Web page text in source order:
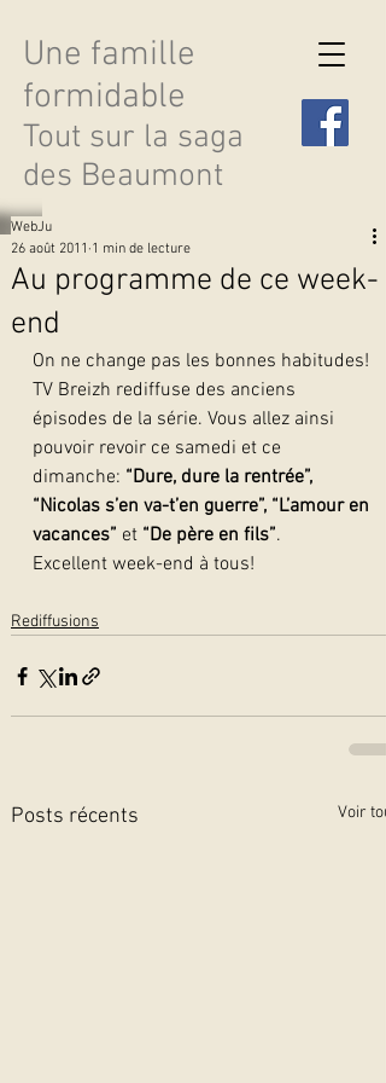
Une famille
formidable
Tout sur la saga
des Beaumont
Au programme de ce week-
end
WebJu
26 août 2011 1 min de lecture
On ne change pas les bonnes habitudes!
TV Breizh rediffuse des anciens
épisodes de la série. Vous allez ainsi
pouvoir revoir ce samedi et ce
dimanche: “Dure, dure la rentrée”,
“Nicolas s’en va-t’en guerre”, “L’amour en
vacances” et “De père en fils”.
Excellent week-end à tous!
Rediffusions
Posts récents Voir tout